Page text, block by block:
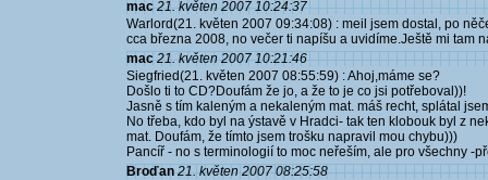
mac 21. květen 2007 10:24:37
Warlord(21. květen 2007 09:34:08) : meil jsem dostal, po
cca března 2008, no večer ti napíšu a uvidíme.Ještě mi tam
mac 21. květen 2007 10:21:46
Siegfried(21. květen 2007 08:55:59) : Ahoj,máme se?
Došlo ti to CD?Doufám že jo, a že to je co jsi potřeboval))!
Jasně s tím kaleným a nekaleným mat. máš recht, splátal
No třeba, kdo byl na ýstavě v Hradci- tak ten klobouk byl z
mat. Doufám, že tímto jsem trošku napravil mou chybu)))
Pancíř - no s terminologií to moc neřeším, ale pro všechny -
Broďan 21. květen 2007 08:25:58